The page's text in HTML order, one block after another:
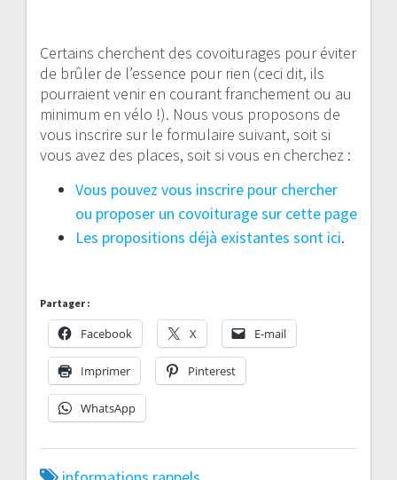
Certains cherchent des covoiturages pour éviter
de brûler de l’essence pour rien (ceci dit, ils
pourraient venir en courant franchement ou au
minimum en vélo !). Nous vous proposons de
vous inscrire sur le formulaire suivant, soit si
vous avez des places, soit si vous en cherchez :
Vous pouvez vous inscrire pour chercher
ou proposer un covoiturage sur cette page
Les propositions déjà existantes sont ici.
Partager :
Facebook X E-mail
Imprimer Pinterest
WhatsApp